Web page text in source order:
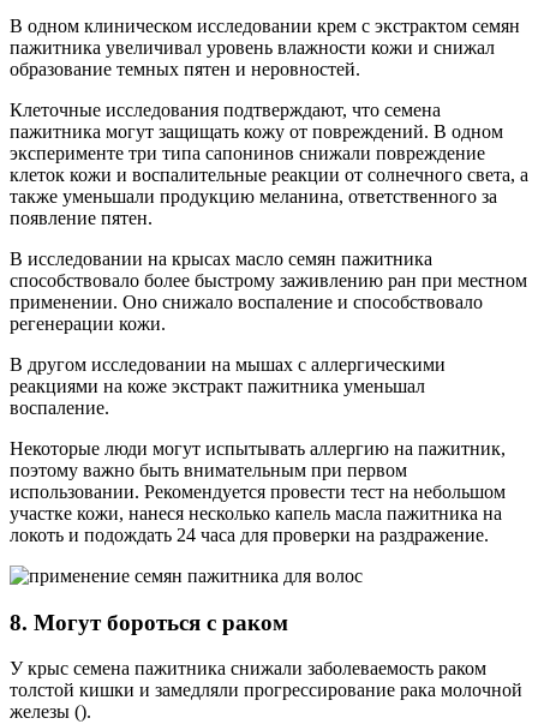
В одном клиническом исследовании крем с экстрактом семян
пажитника увеличивал уровень влажности кожи и снижал
образование темных пятен и неровностей.
Клеточные исследования подтверждают, что семена
пажитника могут защищать кожу от повреждений. В одном
эксперименте три типа сапонинов снижали повреждение
клеток кожи и воспалительные реакции от солнечного света, а
также уменьшали продукцию меланина, ответственного за
появление пятен.
В исследовании на крысах масло семян пажитника
способствовало более быстрому заживлению ран при местном
применении. Оно снижало воспаление и способствовало
регенерации кожи.
В другом исследовании на мышах с аллергическими
реакциями на коже экстракт пажитника уменьшал
воспаление.
Некоторые люди могут испытывать аллергию на пажитник,
поэтому важно быть внимательным при первом
использовании. Рекомендуется провести тест на небольшом
участке кожи, нанеся несколько капель масла пажитника на
локоть и подождать 24 часа для проверки на раздражение.
8. Могут бороться с раком
У крыс семена пажитника снижали заболеваемость раком
толстой кишки и замедляли прогрессирование рака молочной
железы ().